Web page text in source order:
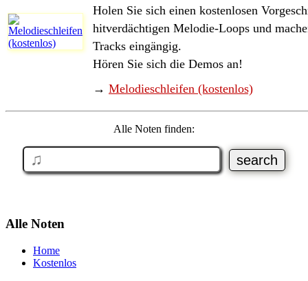
Holen Sie sich einen kostenlosen
hitverdächtigen Melodie-Loops und
Tracks eingängig.
Hören Sie sich die Demos an!
→ Melodieschleifen (kostenlos)
Alle Noten finden:
Alle Noten
Home
Kostenlos